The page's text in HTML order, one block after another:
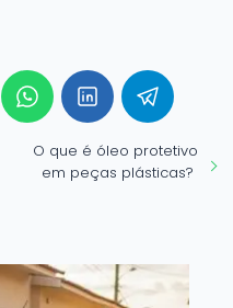
O que é óleo protetivo
em peças plásticas?